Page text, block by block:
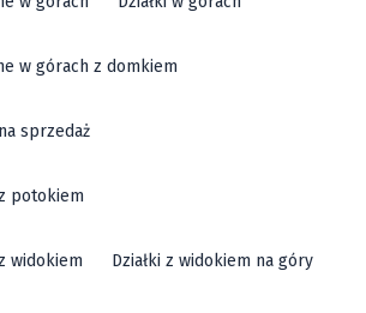
w górach z domkiem
sprzedaż
potokiem
widokiem Działki z widokiem na góry